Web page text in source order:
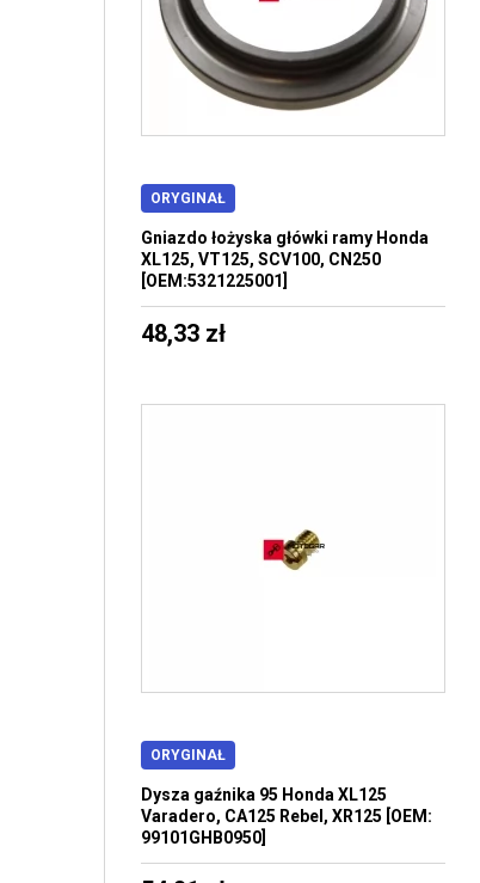
ORYGINAŁ
Gniazdo łożyska główki ramy Honda
XL125, VT125, SCV100, CN250
[OEM:5321225001]
48,33 zł
ORYGINAŁ
Dysza gaźnika 95 Honda XL125
Varadero, CA125 Rebel, XR125 [OEM:
99101GHB0950]